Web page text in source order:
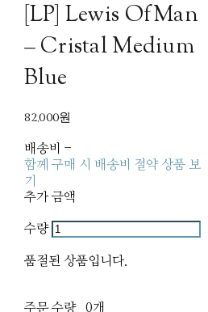
[LP] Lewis OfMan
– Cristal Medium
Blue
82,000원
배송비 -
함께 구매 시 배송비 절약 상품 보
기
추가 금액
수량
품절된 상품입니다.
주문 수량
0개